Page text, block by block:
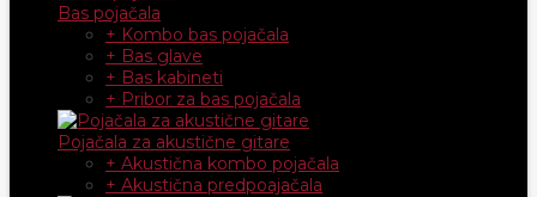
Bas pojačala
+ Kombo bas pojačala
+ Bas glave
+ Bas kabineti
+ Pribor za bas pojačala
Pojačala za akustične gitare
+ Akustična kombo pojačala
+ Akustična predpoajačala